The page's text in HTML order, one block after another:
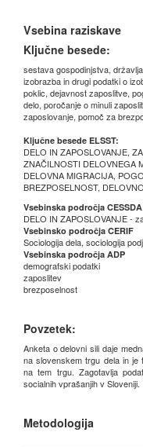
Vsebina raziskave
Ključne besede:
sestava gospodinjstva,
izobrazba in drugi podatki o
poklic, dejavnost zaposlitve,
delo, poročanje o minuli
zaposlovanje, pomoč za
Ključne besede ELSST:
DELO IN ZAPOSLOVANJE,
ZNAČILNOSTI DELOVNEGA
DELOVNA MIGRACIJA,
BREZPOSELNOST,
Vsebinska področja CESSDA
DELO IN ZAPOSLOVANJE -
Vsebinsko področja CERIF
Sociologija dela, sociologija
Vsebinska področja ADP
demografski podatki
zaposlitev
brezposelnost
Povzetek:
Anketa o delovni sili daje
na slovenskem trgu dela in je
na tem trgu. Zagotavlja
socialnih vprašanjih v Sloveniji.
Metodologija